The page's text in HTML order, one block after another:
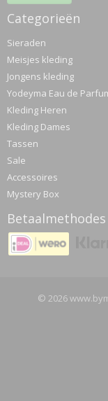
Categorieën
Sieraden
Meisjes kleding
Jongens kleding
Yodeyma Eau de
Kleding Heren
Kleding Dames
Tassen
Sale
Accessoires
Mystery Box
Betaalmethodes
© 2026